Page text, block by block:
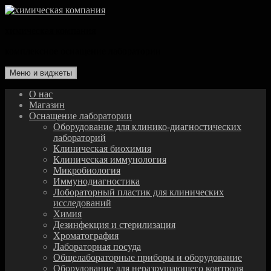
Перейти
Меню и виджеты
О нас
Магазин
Оснащение лаборатории
Оборудование для клинико-диагностических
лабораторий
Клиническая биохимия
Клиническая иммунология
Микробиология
Иммунодиагностика
Лобораторный пластик для клинических
исследований
Химия
Дезинфекция и стерилизация
Хроматография
Лабораторная посуда
Общелабораторные приборы и оборудование
Оборудование для неразрушающего контроля